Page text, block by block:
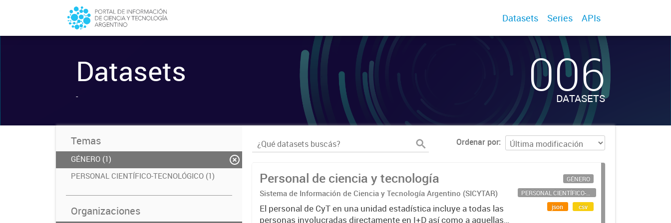
Datasets Series APIs
Datasets
- 006
DATASETS
Temas
GÉNERO (1)
PERSONAL CIENTÍFICO-TECNOLÓGICO (1)
Organizaciones
Ordenar por
Personal de ciencia y tecnología
Sistema de Información de Ciencia y Tecnología Argentino (SICYTAR)
El personal de CyT en una unidad estadística incluye a todas las
personas involucradas directamente en I+D así como a aquellas
GÉNERO
PERSONAL CIENTÍFICO-TECNOLÓGICO
json
csv